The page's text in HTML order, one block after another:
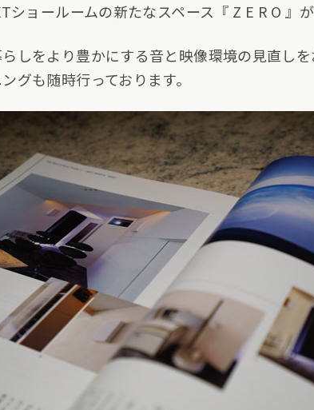
ショールームの新たなスペース『 Z E R O 』
しをより豊かにする音と映像環境の見直し
グも随時行っております。